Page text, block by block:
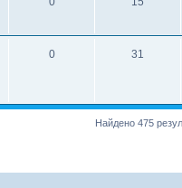
0 31
Найдено 475